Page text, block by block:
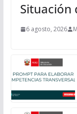
Situación
6 agosto, 2026